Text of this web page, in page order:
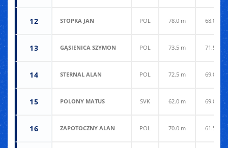
12 STOPKA JAN POL 78.0 m 68.0 m
13 GĄSIENICA SZYMON POL 73.5 m 71.5 m
14 STERNAL ALAN POL 72.5 m 69.0 m
15 POLONY MATUS SVK 62.0 m 69.0 m
16 ZAPOTOCZNY ALAN POL 70.0 m 61.5 m